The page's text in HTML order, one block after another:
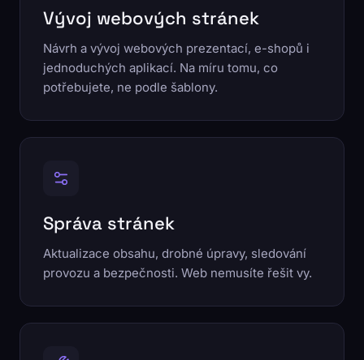
Vývoj webových stránek
Návrh a vývoj webových prezentací, e-shopů i
jednoduchých aplikací. Na míru tomu, co
potřebujete, ne podle šablony.
Správa stránek
Aktualizace obsahu, drobné úpravy, sledování
provozu a bezpečnosti. Web nemusíte řešit vy.